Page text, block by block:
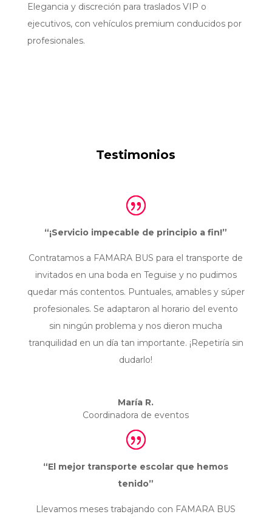
Elegancia y discreción para traslados VIP o
ejecutivos, con vehículos premium conducidos por
profesionales.
Testimonios
“¡Servicio impecable de principio a fin!”
Contratamos a FAMARA BUS para el transporte de
invitados en una boda en Teguise y no pudimos
quedar más contentos. Puntuales, amables y súper
profesionales. Se adaptaron al horario del evento
sin ningún problema y nos dieron mucha
tranquilidad en un día tan importante. ¡Repetiría sin
dudarlo!
María R.
Coordinadora de eventos
“El mejor transporte escolar que hemos
tenido”
Llevamos meses trabajando con FAMARA BUS